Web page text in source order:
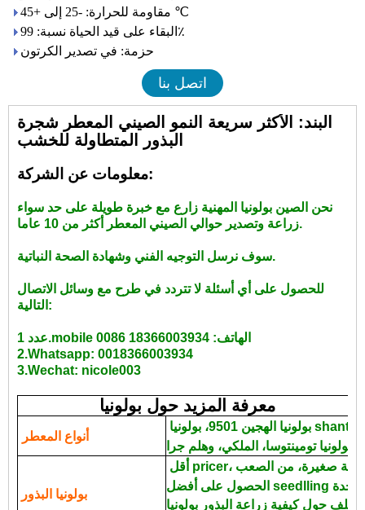
مقاومة للحرارة: -25 إلى +45 ℃
البقاء على قيد الحياة نسبة: 99٪
حزمة: في تصدير الكرتون
اتصل بنا
البند: الأكثر سريعة النمو الصيني المعطر شجرة
البذور المتطاولة للخشب
معلومات عن الشركة:
نحن الصين بولونيا المهنية زارع مع خبرة طويلة على حد سواء
زراعة وتصدير حوالي الصيني المعطر أكثر من 10 عاما.
سوف نرسل التوجيه الفني وشهادة الصحة النباتية.
للحصول على أي أسئلة لا تتردد في طرح مع وسائل الاتصال
التالية:
عدد 1.mobile الهاتف: 18366003934 0086
2.Whatsapp: 0018366003934
3.Wechat: nicole003
معرفة المزيد حول بولونيا
أنواع المعطر
بولونيا البذور
صغيرة، من الصعب